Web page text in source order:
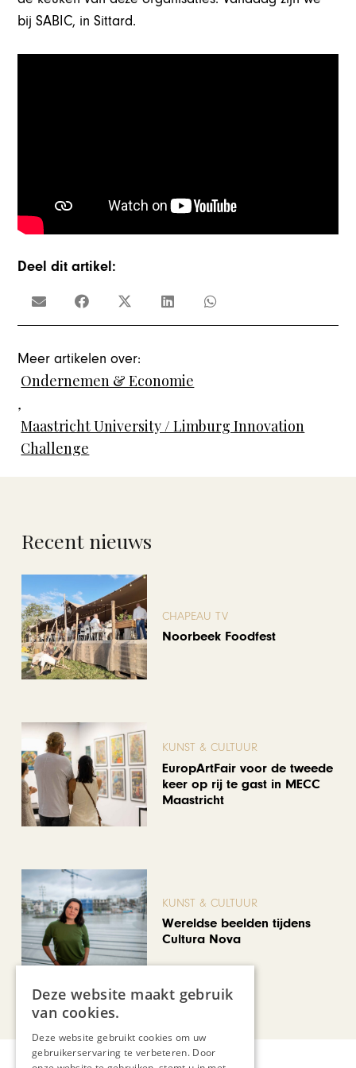
bij SABIC, in Sittard.
Deel dit artikel:
Meer artikelen over:
Ondernemen & Economie
,
Maastricht University / Limburg Innovation
Challenge
Recent nieuws
CHAPEAU TV
Noorbeek Foodfest
KUNST & CULTUUR
EuropArtFair voor de tweede
keer op rij te gast in MECC
Maastricht
KUNST & CULTUUR
Wereldse beelden tijdens
Cultura Nova
Bekijk alle artikelen
Deze website maakt gebruik
van cookies.
Deze website gebruikt cookies om uw
gebruikerservaring te verbeteren. Door